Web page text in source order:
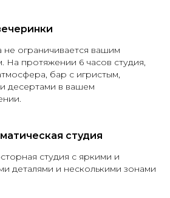
не ограничивается вашим
На протяжении 6 часов студия,
бар с игристым,
десертами в вашем
студия
студия с яркими и
деталями и несколькими зонами